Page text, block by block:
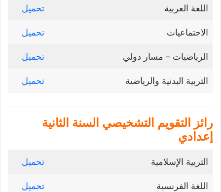
اللغة العربية تحميل
الاجتماعيات تحميل
الرياضيات – مسار دولي تحميل
التربية البدنية والرياضية تحميل
رائز التقويم التشخيصي السنة الثانية
إعدادي
التربية الإسلامية تحميل
اللغة الفرنسية تحميل